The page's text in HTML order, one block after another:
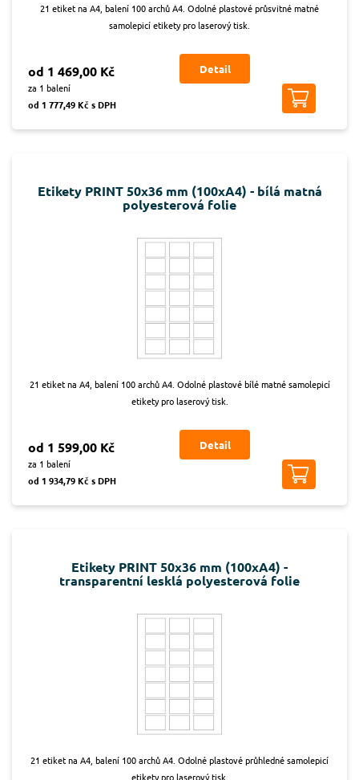
21 etiket na A4, balení 100 archů A4. Odolné plastové průsvitné matné
samolepicí etikety pro laserový tisk.
od 1 469,00 Kč
za 1 balení
od 1 777,49 Kč s DPH
Detail
Etikety PRINT 50x36 mm (100xA4) - bílá matná
polyesterová folie
21 etiket na A4, balení 100 archů A4. Odolné plastové bílé matné samolepicí
etikety pro laserový tisk.
od 1 599,00 Kč
za 1 balení
od 1 934,79 Kč s DPH
Detail
Etikety PRINT 50x36 mm (100xA4) -
transparentní lesklá polyesterová folie
21 etiket na A4, balení 100 archů A4. Odolné plastové průhledné samolepicí
etikety pro laserový tisk.